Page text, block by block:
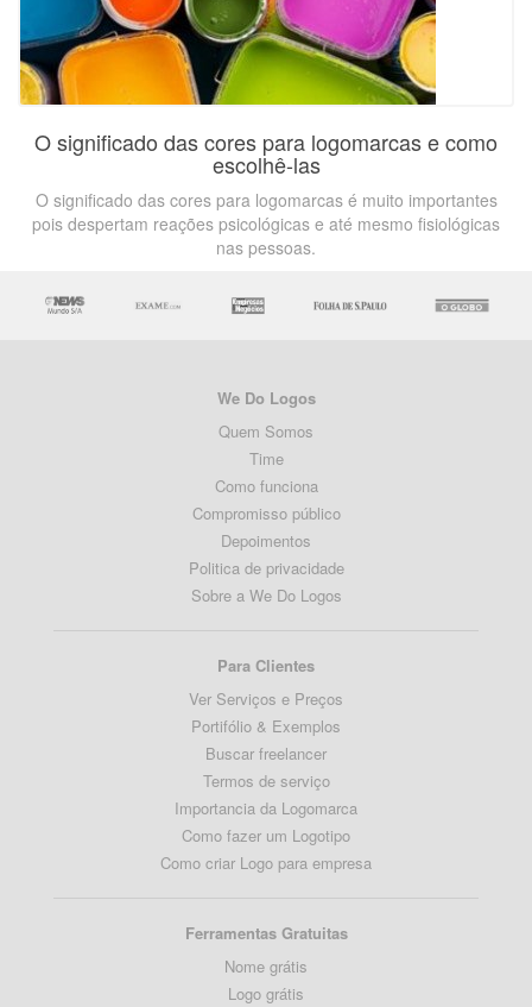
O significado das cores para logomarcas e como
escolhê-las
O significado das cores para logomarcas é muito importantes
pois despertam reações psicológicas e até mesmo fisiológicas
nas pessoas.
We Do Logos
Quem Somos
Time
Como funciona
Compromisso público
Depoimentos
Politica de privacidade
Sobre a We Do Logos
Para Clientes
Ver Serviços e Preços
Portifólio & Exemplos
Buscar freelancer
Termos de serviço
Importancia da Logomarca
Como fazer um Logotipo
Como criar Logo para empresa
Ferramentas Gratuitas
Nome grátis
Logo grátis